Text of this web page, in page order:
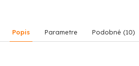
Popis Parametre Podobné (10)